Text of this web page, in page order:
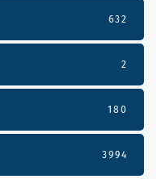
632
2
180
3994